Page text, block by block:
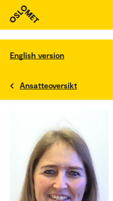
English version
Ansatteoversikt